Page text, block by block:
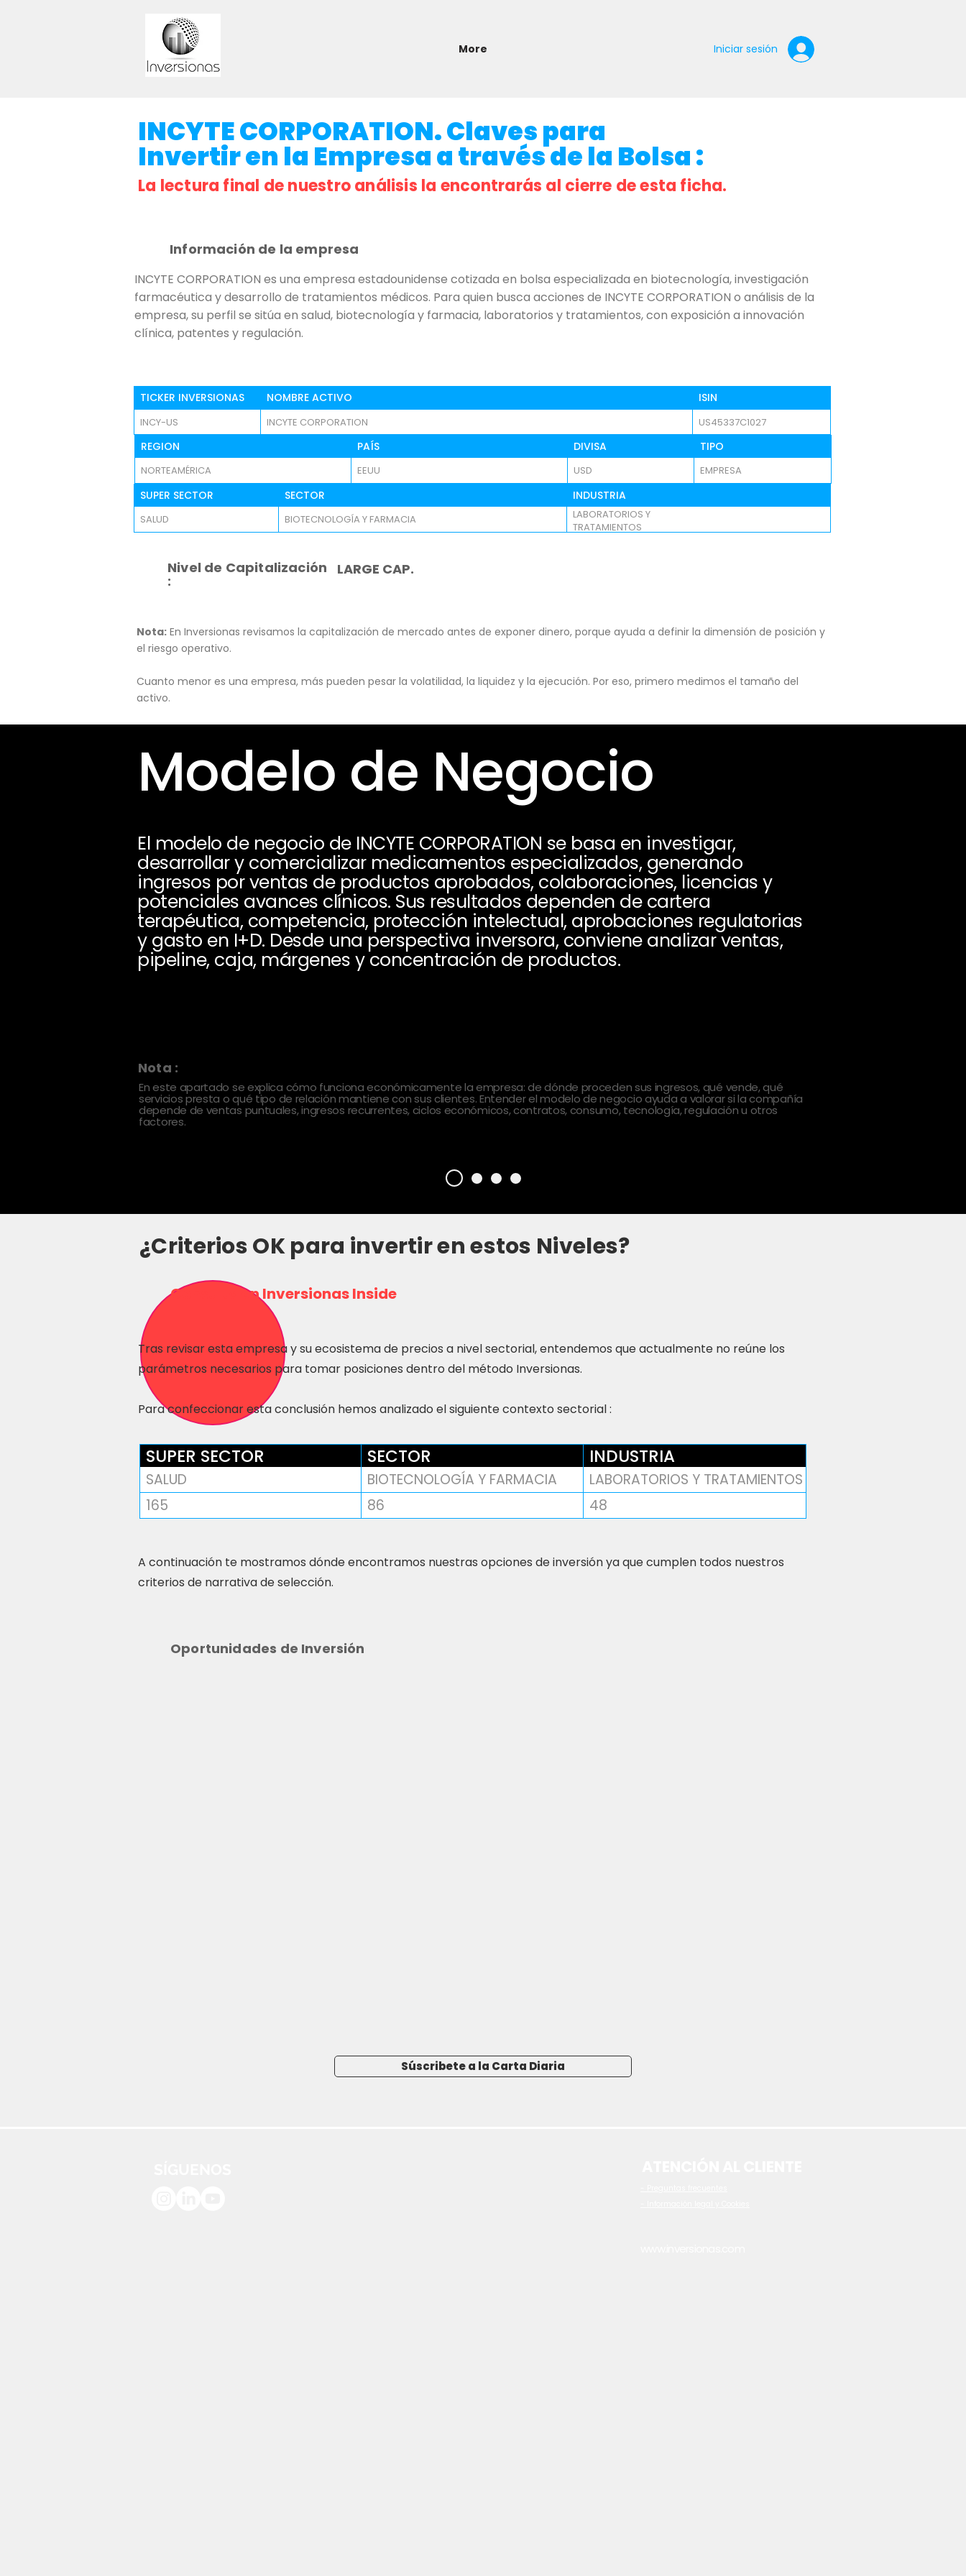
More Iniciar sesión
INCYTE CORPORATION. Claves para
Invertir en la Empresa a través de la Bolsa :
La lectura final de nuestro análisis la encontrarás al cierre de esta ficha.
Información de la empresa
INCYTE CORPORATION es una empresa estadounidense cotizada en bolsa especializada en biotecnología, investigación
farmacéutica y desarrollo de tratamientos médicos. Para quien busca acciones de INCYTE CORPORATION o análisis de la
empresa, su perfil se sitúa en salud, biotecnología y farmacia, laboratorios y tratamientos, con exposición a innovación
clínica, patentes y regulación.
TICKER INVERSIONAS NOMBRE ACTIVO ISIN
INCY-US INCYTE CORPORATION US45337C1027
REGION PAÍS DIVISA TIPO
NORTEAMÉRICA EEUU USD EMPRESA
SUPER SECTOR SECTOR INDUSTRIA
SALUD BIOTECNOLOGÍA Y FARMACIA
LABORATORIOS Y
TRATAMIENTOS
Nivel de Capitalización
:
LARGE CAP.
Nota: En Inversionas revisamos la capitalización de mercado antes de exponer dinero, porque ayuda a definir la dimensión de posición y
el riesgo operativo.
Cuanto menor es una empresa, más pueden pesar la volatilidad, la liquidez y la ejecución. Por eso, primero medimos el tamaño del
activo.
Modelo de Negocio
El modelo de negocio de INCYTE CORPORATION se basa en investigar,
desarrollar y comercializar medicamentos especializados, generando
ingresos por ventas de productos aprobados, colaboraciones, licencias y
potenciales avances clínicos. Sus resultados dependen de cartera
terapéutica, competencia, protección intelectual, aprobaciones regulatorias
y gasto en I+D. Desde una perspectiva inversora, conviene analizar ventas,
pipeline, caja, márgenes y concentración de productos.
Nota :
En este apartado se explica cómo funciona económicamente la empresa: de dónde proceden sus ingresos, qué vende, qué
servicios presta o qué tipo de relación mantiene con sus clientes. Entender el modelo de negocio ayuda a valorar si la compañía
depende de ventas puntuales, ingresos recurrentes, ciclos económicos, contratos, consumo, tecnología, regulación u otros
factores.
¿Criterios OK para invertir en estos Niveles?
Consulta en Inversionas Inside
Tras revisar esta empresa y su ecosistema de precios a nivel sectorial, entendemos que actualmente no reúne los
parámetros necesarios para tomar posiciones dentro del método Inversionas.
Para confeccionar esta conclusión hemos analizado el siguiente contexto sectorial :
SUPER SECTOR SECTOR INDUSTRIA
SALUD BIOTECNOLOGÍA Y FARMACIA
LABORATORIOS Y TRATAMIENTOS
165
86 48
A continuación te mostramos dónde encontramos nuestras opciones de inversión ya que cumplen todos nuestros
criterios de narrativa de selección.
Oportunidades de Inversión
Súscribete a la Carta Diaria